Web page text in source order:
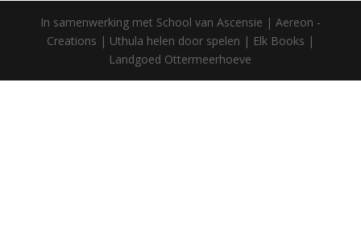
In samenwerking met School van Ascensie | Aereon -
Creations | Uthula helen door spelen | Elk Books |
Landgoed Ottermeerhoeve